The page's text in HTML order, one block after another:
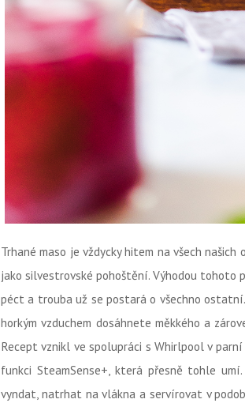
Trhané maso je vždycky hitem na všech
jako silvestrovské pohoštění. Výhodou tohoto
péct a trouba už se postará o všechno
horkým vzduchem dosáhnete měkkého a
Recept vznikl ve spolupráci s Whirlpool v
funkci SteamSense+, která přesně tohle
vyndat, natrhat na vlákna a servírovat v